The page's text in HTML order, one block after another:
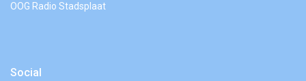
OOG Radio Stadsplaat
Social